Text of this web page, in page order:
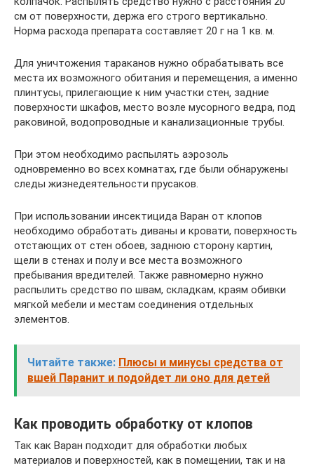
см от поверхности, держа его строго вертикально.
Норма расхода препарата составляет 20 г на 1 кв. м.
Для уничтожения тараканов нужно обрабатывать все
места их возможного обитания и перемещения, а именно
плинтусы, прилегающие к ним участки стен, задние
поверхности шкафов, место возле мусорного ведра, под
раковиной, водопроводные и канализационные трубы.
При этом необходимо распылять аэрозоль
одновременно во всех комнатах, где были обнаружены
следы жизнедеятельности прусаков.
При использовании инсектицида Варан от клопов
необходимо обработать диваны и кровати, поверхность
отстающих от стен обоев, заднюю сторону картин,
щели в стенах и полу и все места возможного
пребывания вредителей. Также равномерно нужно
распылить средство по швам, складкам, краям обивки
мягкой мебели и местам соединения отдельных
элементов.
Читайте также: Плюсы и минусы средства от
вшей Паранит и подойдет ли оно для детей
Как проводить обработку от клопов
Так как Варан подходит для обработки любых
материалов и поверхностей, как в помещении, так и на